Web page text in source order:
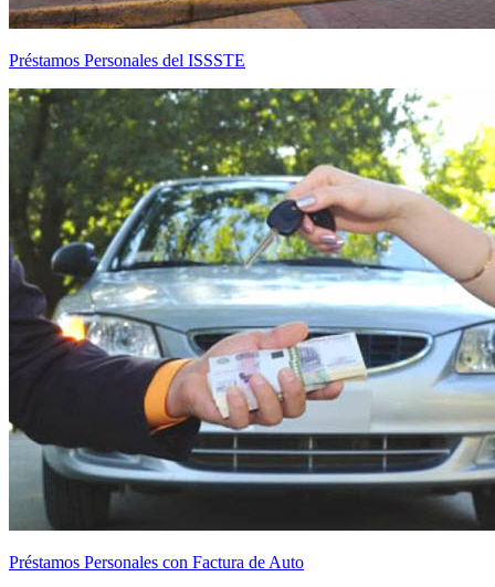
Préstamos Personales del ISSSTE
Préstamos Personales con Factura de Auto